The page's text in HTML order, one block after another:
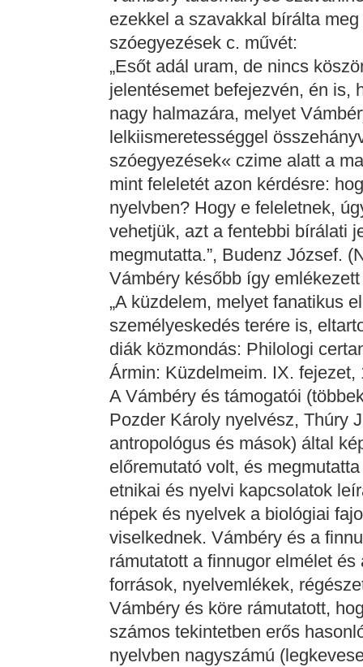
ezekkel a szavakkal bírálta
szóegyezések c. művét:
„Esőt adál uram, de nincs
jelentésemet befejezvén, én is,
nagy halmazára, melyet
lelkiismeretességgel
szóegyezések« czime alatt a
mint feleletét azon kérdésre:
nyelvben? Hogy e feleletnek,
vehetjük, azt a fentebbi bírálati
megmutatta.”, Budenz József.
Vámbéry később így
„A küzdelem, melyet fanatikus
személyeskedés terére is,
diák közmondás: Philologi
Ármin: Küzdelmeim. IX. fejezet,
A Vámbéry és támogatói
Pozder Károly nyelvész, Thúry
antropológus és mások) által
előremutató volt, és
etnikai és nyelvi kapcsolatok
népek és nyelvek a biológiai
viselkednek. Vámbéry és a
rámutatott a finnugor elmélet
források, nyelvemlékek,
Vámbéry és köre rámutatott,
számos tekintetben erős
nyelvben nagyszámú